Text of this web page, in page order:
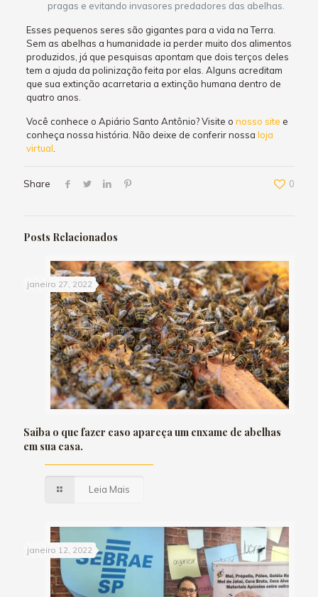
pragas e evitando invasores predadores das abelhas.
Esses pequenos seres são gigantes para a vida na Terra.
Sem as abelhas a humanidade ia perder muito dos alimentos
produzidos, já que pesquisas apontam que dois terços deles
tem a ajuda da polinização feita por elas. Alguns acreditam
que sua extinção acarretaria a extinção humana dentro de
quatro anos.
Você conhece o Apiário Santo Antônio? Visite o nosso site e
conheça nossa história. Não deixe de conferir nossa loja
virtual
Share 0
Posts Relacionados
janeiro 27, 2022
Saiba o que fazer caso apareça um enxame de abelhas
em sua casa.
Leia Mais
janeiro 12, 2022